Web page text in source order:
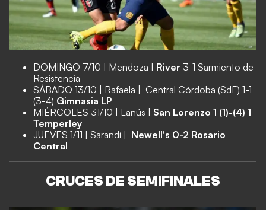
DOMINGO 7/10 | Mendoza | River 3-1 Sarmiento de
Resistencia
SÁBADO 13/10 | Rafaela | Central Córdoba (SdE) 1-1
(3-4) Gimnasia LP
MIÉRCOLES 31/10 | Lanús | San Lorenzo 1 (1)-(4) 1
Temperley
JUEVES 1/11 | Sarandí | Newell's 0-2 Rosario
Central
CRUCES DE SEMIFINALES